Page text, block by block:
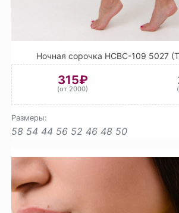
Ночная сорочка НСВС-109 5027
315₽
(от 2000)
Размеры:
58 54 44 56 52 46 48 50